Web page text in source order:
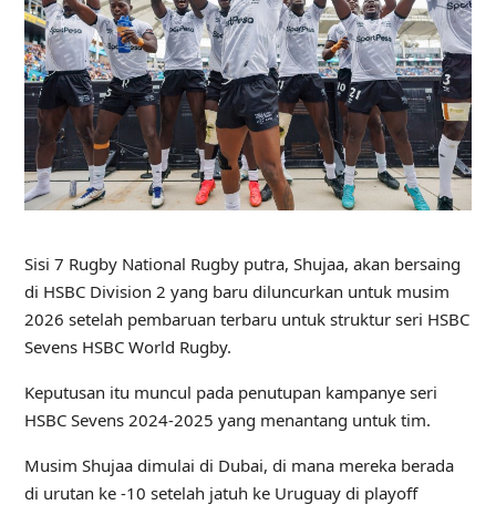
Sisi 7 Rugby National Rugby putra, Shujaa, akan bersaing
di HSBC Division 2 yang baru diluncurkan untuk musim
2026 setelah pembaruan terbaru untuk struktur seri HSBC
Sevens HSBC World Rugby.
Keputusan itu muncul pada penutupan kampanye seri
HSBC Sevens 2024-2025 yang menantang untuk tim.
Musim Shujaa dimulai di Dubai, di mana mereka berada
di urutan ke -10 setelah jatuh ke Uruguay di playoff